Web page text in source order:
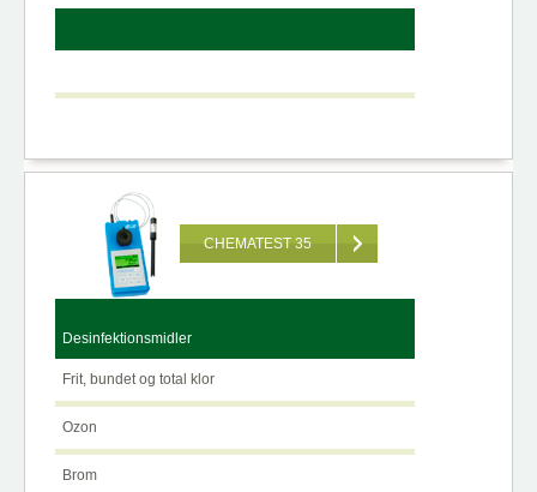
CHEMATEST 35
Desinfektionsmidler
Frit, bundet og total klor
Ozon
Brom